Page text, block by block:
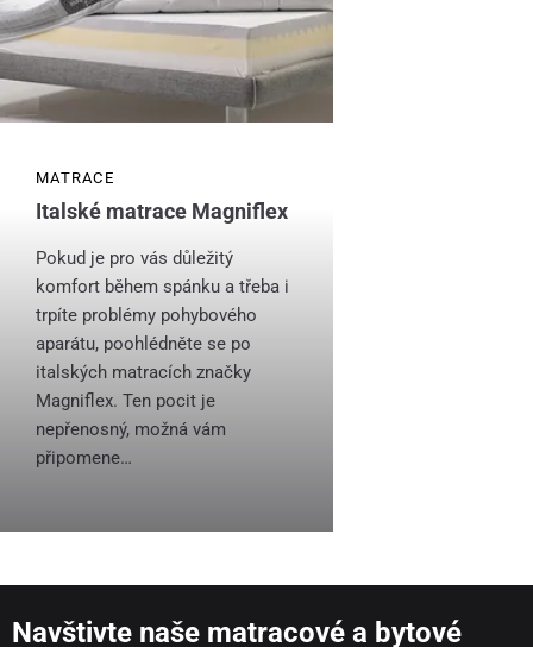
MATRACE
Italské matrace Magniflex
Pokud je pro vás důležitý
komfort během spánku a třeba i
trpíte problémy pohybového
aparátu, poohlédněte se po
italských matracích značky
Magniflex. Ten pocit je
nepřenosný, možná vám
připomene…
Navštivte naše matracové a bytové